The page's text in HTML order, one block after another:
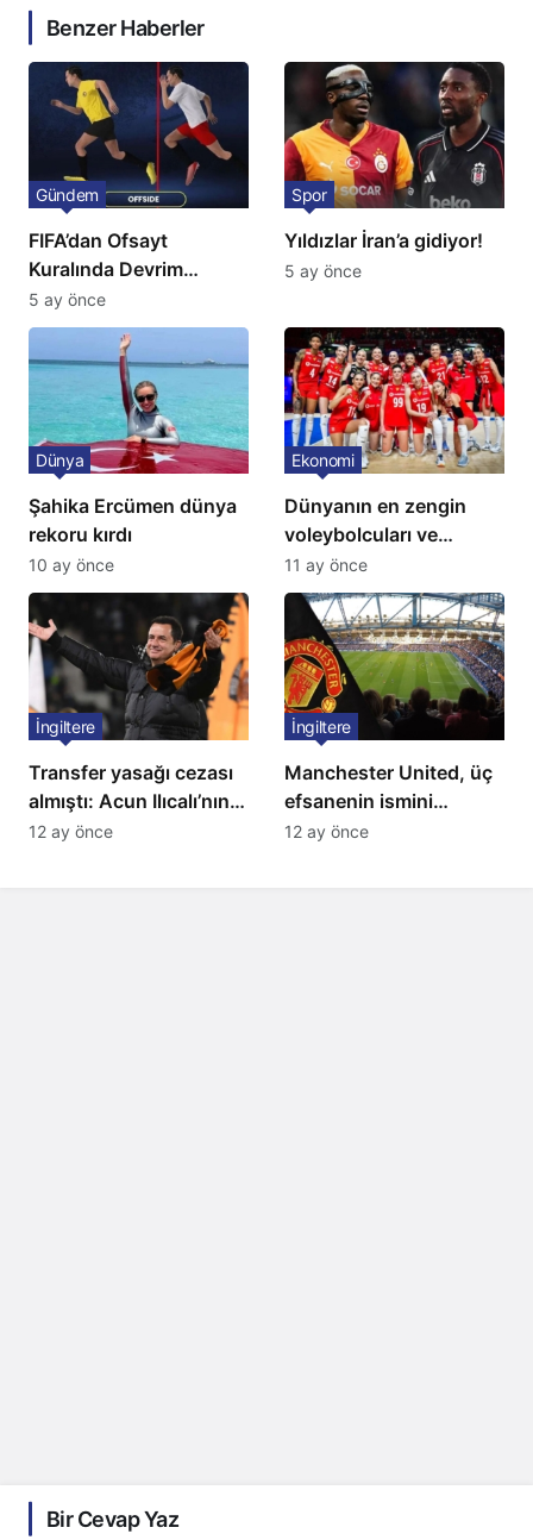
Benzer Haberler
FIFA’dan Ofsayt
Kuralında Devrim
Niteliğinde Onay
Gündem
5 ay önce
Yıldızlar İran’a gidiyor!
Spor
5 ay önce
Şahika Ercümen dünya
rekoru kırdı
Dünya
10 ay önce
Dünyanın en zengin
voleybolcuları ve
servetleri açıklandı:
Listede 2 Türk yıldız
bulunuyor
Ekonomi
11 ay önce
Transfer yasağı cezası
almıştı: Acun Ilıcalı’nın
ekibi Hull City’ye kötü
İngiltere
12 ay önce
Manchester United, üç
efsanenin ismini
yasakladı
İngiltere
12 ay önce
Bir Cevap Yaz